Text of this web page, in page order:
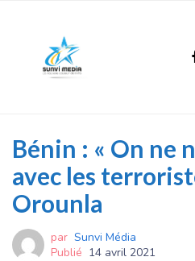
Bénin : « On ne
avec les
Orounla
par Sunvi Média
Publié 14 avril 2021